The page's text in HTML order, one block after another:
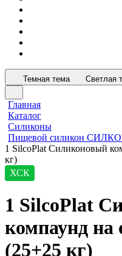
Темная тема Светлая
Главная
Каталог
Силиконы
Пищевой силикон
1 SilcoPlat Силиконовый
кг)
ХСК
1 SilcoPlat
компаунд на
(25+25 кг)